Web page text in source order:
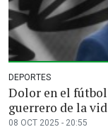
DEPORTES
Dolor en el
guerrero de la
08 OCT 2025 - 20:55